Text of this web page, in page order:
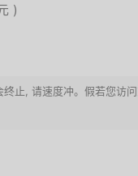
)
止, 请速度冲。假若您访